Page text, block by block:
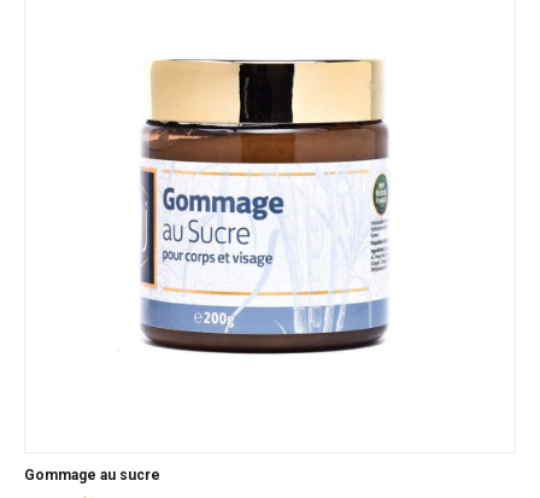
Gommage au sucre